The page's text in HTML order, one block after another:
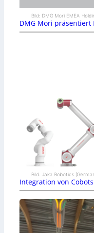
Bild: DMG Mori EMEA
DMG Mori
Bild: Jaka Robotics
Integration von